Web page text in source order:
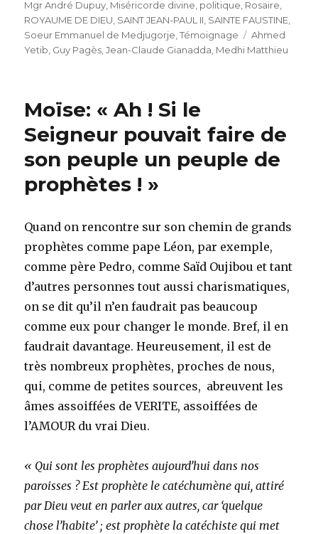
Mgr André Dupuy Miséricorde divine politique Rosaire
ROYAUME DE DIEU SAINT JEAN-PAUL II SAINTE FAUSTINE
Soeur Emmanuel de Medjugorje ,Témoignage Étiquettes
Ahmed
Yetib Guy Pagès ,Jean-Claude Gianadda Medhi Matthieu
Moïse: « Ah ! Si le
Seigneur pouvait faire de
son peuple un peuple de
prophètes ! »
Quand on rencontre sur son chemin de grands
prophètes comme pape Léon, par exemple,
comme père Pedro, comme Saïd Oujibou et tant
d’autres personnes tout aussi charismatiques,
on se dit qu’il n’en faudrait pas beaucoup
comme eux pour changer le monde. Bref, il en
faudrait davantage. Heureusement, il est de
très nombreux prophètes, proches de nous,
qui, comme de petites sources, abreuvent les
âmes assoiffées de VERITE, assoiffées de
l’AMOUR du vrai Dieu.
« Qui sont les prophètes aujourd’hui dans nos
paroisses ? Est prophète le catéchumène qui, attiré
par Dieu veut en parler aux autres, car ‘quelque
chose l’habite’ ; est prophète la catéchiste qui met